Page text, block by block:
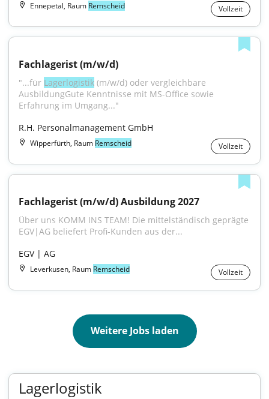
Ennepetal, Raum Remscheid Vollzeit
Fachlagerist (m/w/d)
"...für Lagerlogistik (m⁠/⁠w⁠/⁠d) oder vergleichbare
AusbildungGute Kenntnisse mit MS-Office sowie
Erfahrung im Umgang..."
R.H. Personalmanagement GmbH
Wipperfürth, Raum Remscheid Vollzeit
Fachlagerist (m/w/d) Ausbildung 2027
Über uns KOMM INS TEAM! Die mittelständisch geprägte
EGV|AG beliefert Profi-Kunden aus der...
EGV | AG
Leverkusen, Raum Remscheid Vollzeit
Weitere Jobs laden
Lagerlogistik